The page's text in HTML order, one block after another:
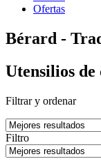
Ofertas
Bérard -
Utensilios de
Filtrar y ordenar
Filtro